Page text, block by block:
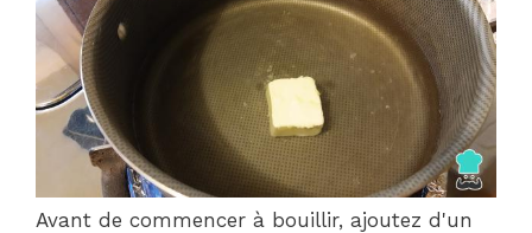
Avant de commencer à bouillir, ajoutez d'un